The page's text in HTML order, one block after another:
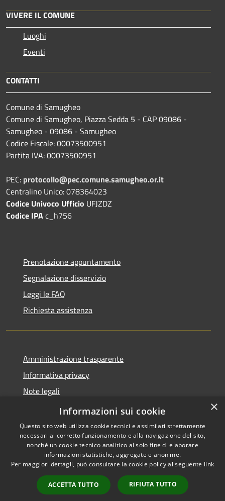
VIVERE IL COMUNE
Luoghi
Eventi
CONTATTI
Comune di Samugheo
Comune di Samugheo, Piazza Sedda 5 - CAP 09086 -
Samugheo - 09086 - Samugheo
Codice Fiscale: 00073500951
Partita IVA: 00073500951
PEC: protocollo@pec.comune.samugheo.or.it
Centralino Unico: 078364023
Codice Univoco Ufficio UFJZDZ
Codice IPAc_h756
Prenotazione appuntamento
Segnalazione disservizio
Leggi le FAQ
Richiesta assistenza
Amministrazione trasparente
Informativa privacy
Note legali
Dichiarazione di accessibilità
Accessibilità
Copyright © 2026 • Comune di
Samugheo • Powered by
Municipium•
Accesso
redazione
×
Informazioni sui cookie
Questo sito web utilizza cookie tecnici e assimilati strettamente
necessari al corretto funzionamento e alla navigazione del sito,
nonché un cookie tecnico analitico al solo fine di elaborare
informazioni statistiche, aggregate e anonime.
Per maggiori dettagli, può consultare la cookie policy al seguente link
ACCETTA TUTTO RIFIUTA TUTTO